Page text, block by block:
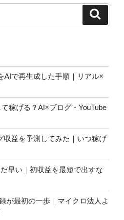
AIで再生成した手順｜リアル×
て稼げる？AI×ブログ・YouTube
収益を予測してみた｜いつ稼げ
早い｜初収益を最短で出すな
が最初の一歩｜マイクロ法人よ